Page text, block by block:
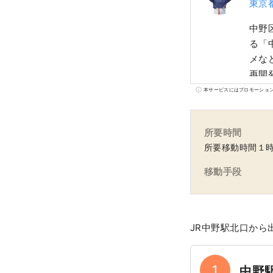
東京
中野
る「
メな
再開
って
本サービスにはプロモーショ
所要時間
所要移動時間１
移動手段
JR中野駅北口から
1